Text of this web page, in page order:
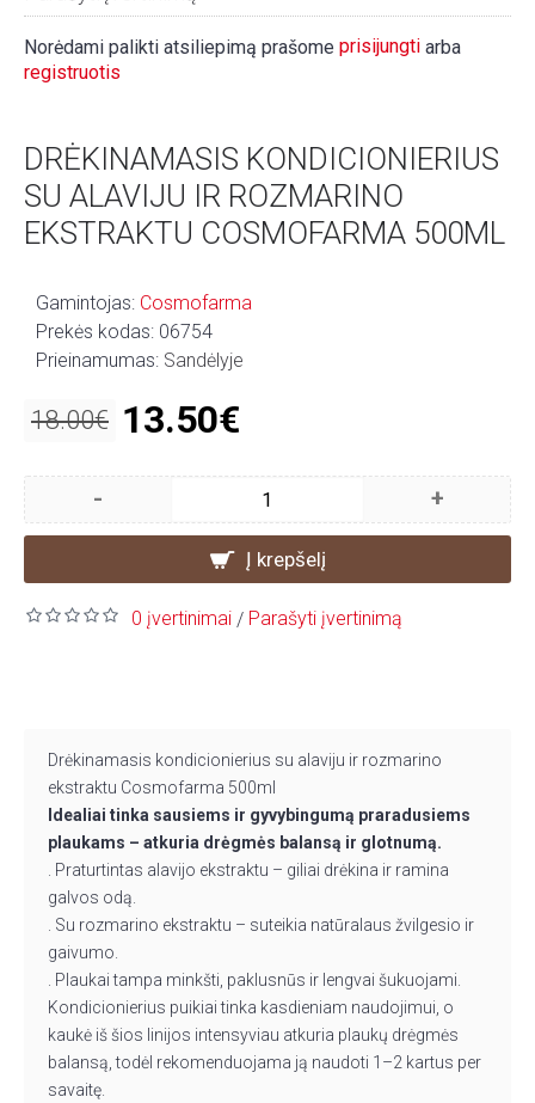
Norėdami palikti atsiliepimą prašome prisijungti arba
registruotis
DRĖKINAMASIS KONDICIONIERIUS
SU ALAVIJU IR ROZMARINO
EKSTRAKTU COSMOFARMA 500ML
Gamintojas: Cosmofarma
Prekės kodas: 06754
Prieinamumas: Sandėlyje
18.00€ 13.50€
- +
Į krepšelį
0 įvertinimai / Parašyti įvertinimą
Drėkinamasis kondicionierius su alaviju ir rozmarino
ekstraktu Cosmofarma 500ml
Idealiai tinka sausiems ir gyvybingumą praradusiems
plaukams – atkuria drėgmės balansą ir glotnumą.
. Praturtintas alavijo ekstraktu – giliai drėkina ir ramina
galvos odą.
. Su rozmarino ekstraktu – suteikia natūralaus žvilgesio ir
gaivumo.
. Plaukai tampa minkšti, paklusnūs ir lengvai šukuojami.
Kondicionierius puikiai tinka kasdieniam naudojimui, o
kaukė iš šios linijos intensyviau atkuria plaukų drėgmės
balansą, todėl rekomenduojama ją naudoti 1–2 kartus per
savaitę.